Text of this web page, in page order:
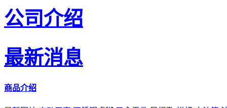
公司介绍
最新消息
商品介绍